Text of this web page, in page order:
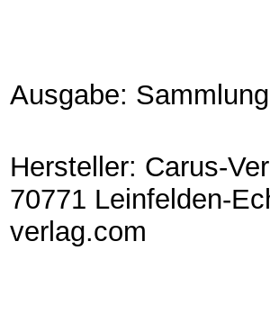
Ausgabe: Sammlung
Hersteller: Carus-
70771 Leinfelden-
verlag.com